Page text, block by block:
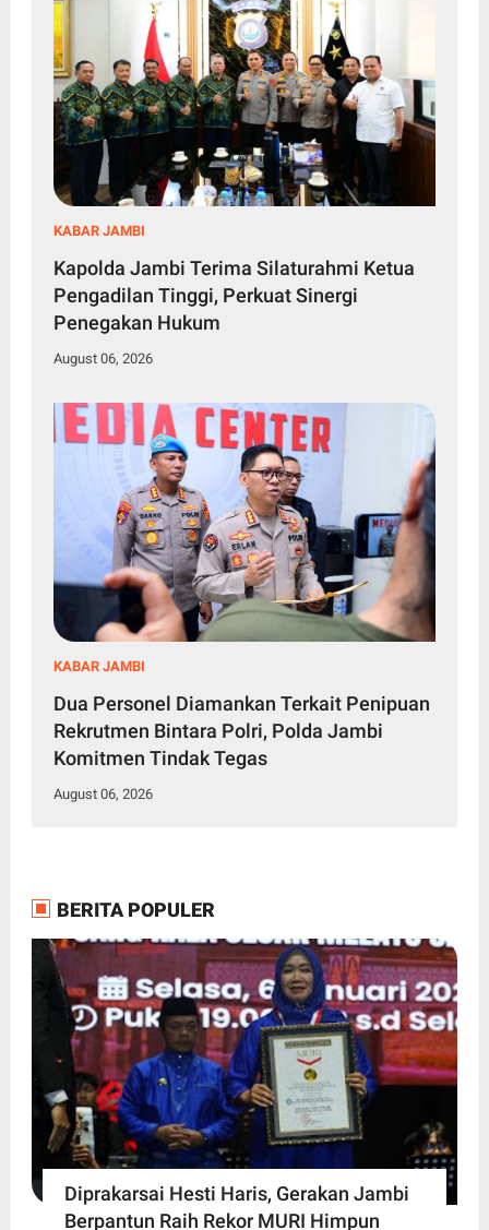
KABAR JAMBI
Kapolda Jambi Terima Silaturahmi Ketua
Pengadilan Tinggi, Perkuat Sinergi
Penegakan Hukum
August 06, 2026
KABAR JAMBI
Dua Personel Diamankan Terkait Penipuan
Rekrutmen Bintara Polri, Polda Jambi
Komitmen Tindak Tegas
August 06, 2026
BERITA POPULER
Diprakarsai Hesti Haris, Gerakan Jambi
Berpantun Raih Rekor MURI Himpun